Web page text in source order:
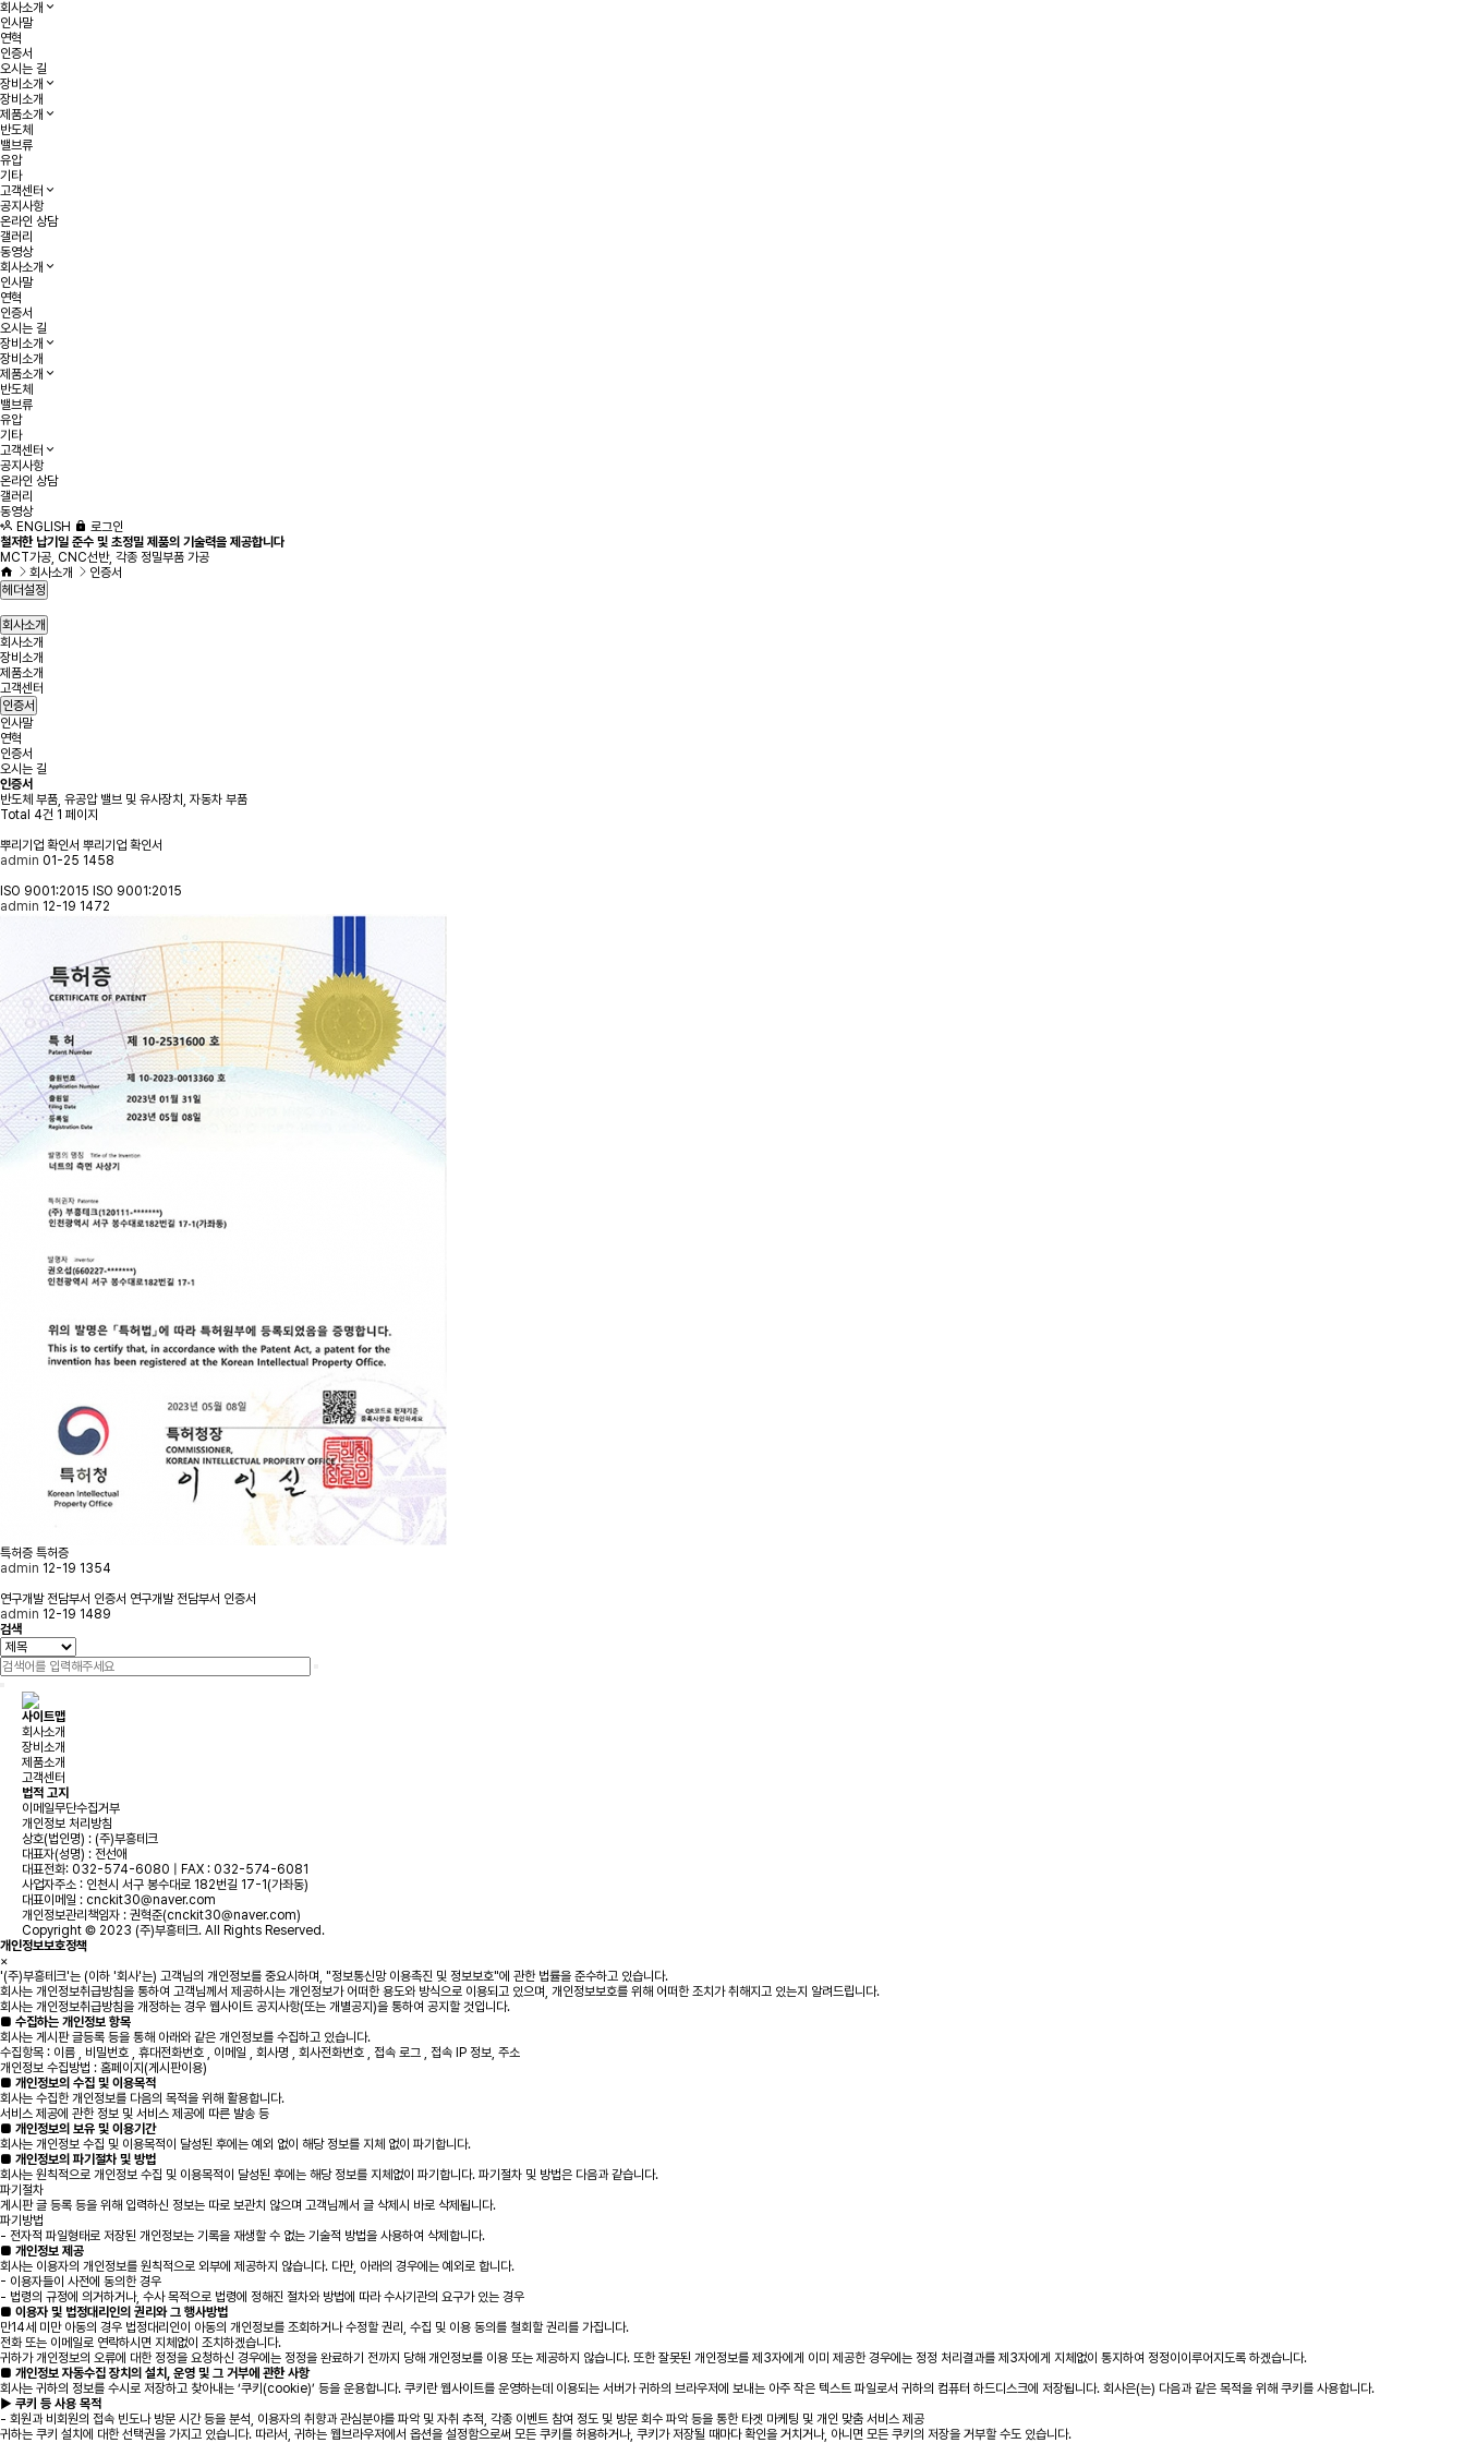
회사소개
인사말
연혁
인증서
오시는 길
장비소개
장비소개
제품소개
반도체
밸브류
유압
기타
고객센터
공지사항
온라인 상담
갤러리
동영상
회사소개
인사말
연혁
인증서
오시는 길
장비소개
장비소개
제품소개
반도체
밸브류
유압
기타
고객센터
공지사항
온라인 상담
갤러리
동영상
ENGLISH
로그인
철저한 납기일 준수 및 초정밀 제품의 기술력을 제공합니다
MCT가공, CNC선반, 각종 정밀부품 가공
회사소개
인증서
헤더설정
회사소개
회사소개
장비소개
제품소개
고객센터
인증서
인사말
연혁
인증서
오시는 길
인증서
반도체 부품, 유공압 밸브 및 유사장치, 자동차 부품
Total 4건 1 페이지
뿌리기업 확인서 뿌리기업 확인서
admin 01-25 1458
ISO 9001:2015 ISO 9001:2015
admin 12-19 1472
특허증 특허증
admin 12-19 1354
연구개발 전담부서 인증서 연구개발 전담부서 인증서
admin 12-19 1489
검색
사이트맵
회사소개
장비소개
제품소개
고객센터
법적 고지
이메일무단수집거부
개인정보 처리방침
상호(법인명) : (주)부흥테크
대표자(성명) : 전선애
대표전화: 032-574-6080 | FAX : 032-574-6081
사업자주소 : 인천시 서구 봉수대로 182번길 17-1(가좌동)
대표이메일 : cnckit30@naver.com
개인정보관리책임자 : 권혁준(cnckit30@naver.com)
Copyright © 2023 (주)부흥테크. All Rights Reserved.
개인정보보호정책
×
'(주)부흥테크'는 (이하 '회사'는) 고객님의 개인정보를 중요시하며, "정보통신망 이용촉진 및 정보보호"에 관한 법률을 준수하고 있습니다.
회사는 개인정보취급방침을 통하여 고객님께서 제공하시는 개인정보가 어떠한 용도와 방식으로 이용되고 있으며, 개인정보보호를 위해 어떠한 조치가 취해지고 있는지 알려드립니다.
회사는 개인정보취급방침을 개정하는 경우 웹사이트 공지사항(또는 개별공지)을 통하여 공지할 것입니다.
■ 수집하는 개인정보 항목
회사는 게시판 글등록 등을 통해 아래와 같은 개인정보를 수집하고 있습니다.
수집항목 : 이름 , 비밀번호 , 휴대전화번호 , 이메일 , 회사명 , 회사전화번호 , 접속 로그 , 접속 IP 정보, 주소
개인정보 수집방법 : 홈페이지(게시판이용)
■ 개인정보의 수집 및 이용목적
회사는 수집한 개인정보를 다음의 목적을 위해 활용합니다.
서비스 제공에 관한 정보 및 서비스 제공에 따른 발송 등
■ 개인정보의 보유 및 이용기간
회사는 개인정보 수집 및 이용목적이 달성된 후에는 예외 없이 해당 정보를 지체 없이 파기합니다.
■ 개인정보의 파기절차 및 방법
회사는 원칙적으로 개인정보 수집 및 이용목적이 달성된 후에는 해당 정보를 지체없이 파기합니다. 파기절차 및 방법은 다음과 같습니다.
파기절차
게시판 글 등록 등을 위해 입력하신 정보는 따로 보관치 않으며 고객님께서 글 삭제시 바로 삭제됩니다.
파기방법
- 전자적 파일형태로 저장된 개인정보는 기록을 재생할 수 없는 기술적 방법을 사용하여 삭제합니다.
■ 개인정보 제공
회사는 이용자의 개인정보를 원칙적으로 외부에 제공하지 않습니다. 다만, 아래의 경우에는 예외로 합니다.
- 이용자들이 사전에 동의한 경우
- 법령의 규정에 의거하거나, 수사 목적으로 법령에 정해진 절차와 방법에 따라 수사기관의 요구가 있는 경우
■ 이용자 및 법정대리인의 권리와 그 행사방법
만14세 미만 아동의 경우 법정대리인이 아동의 개인정보를 조회하거나 수정할 권리, 수집 및 이용 동의를 철회할 권리를 가집니다.
전화 또는 이메일로 연락하시면 지체없이 조치하겠습니다.
귀하가 개인정보의 오류에 대한 정정을 요청하신 경우에는 정정을 완료하기 전까지 당해 개인정보를 이용 또는 제공하지 않습니다. 또한 잘못된 개인정보를 제3자에게 이미 제공한 경우에는 정정 처리결과를 제3자에게 지체없이 통지하여 정정이이루어지도록 하겠습니다.
■ 개인정보 자동수집 장치의 설치, 운영 및 그 거부에 관한 사항
회사는 귀하의 정보를 수시로 저장하고 찾아내는 ‘쿠키(cookie)’ 등을 운용합니다. 쿠키란 웹사이트를 운영하는데 이용되는 서버가 귀하의 브라우저에 보내는 아주 작은 텍스트 파일로서 귀하의 컴퓨터 하드디스크에 저장됩니다. 회사은(는) 다음과 같은 목적을 위해 쿠키를 사용합니다.
▶ 쿠키 등 사용 목적
- 회원과 비회원의 접속 빈도나 방문 시간 등을 분석, 이용자의 취향과 관심분야를 파악 및 자취 추적, 각종 이벤트 참여 정도 및 방문 회수 파악 등을 통한 타겟 마케팅 및 개인 맞춤 서비스 제공
귀하는 쿠키 설치에 대한 선택권을 가지고 있습니다. 따라서, 귀하는 웹브라우저에서 옵션을 설정함으로써 모든 쿠키를 허용하거나, 쿠키가 저장될 때마다 확인을 거치거나, 아니면 모든 쿠키의 저장을 거부할 수도 있습니다.